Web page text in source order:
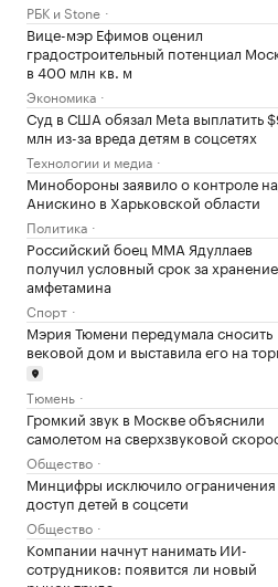
РБК и Stone
Вице-мэр Ефимов оценил
градостроительный потенциал
в 400 млн кв. м
Экономика
Суд в США обязал Meta выплатить
млн из-за вреда детям в соцсетях
Технологии и медиа
Минобороны заявило о контроле
Анискино в Харьковской области
Политика
Российский боец ММА Ядуллаев
получил условный срок за хранение
амфетамина
Спорт
Мэрия Тюмени передумала сносить
вековой дом и выставила его на
Тюмень
Громкий звук в Москве объяснили
самолетом на сверхзвуковой
Общество
Минцифры исключило ограничения
доступ детей в соцсети
Общество
Компании начнут нанимать ИИ-
сотрудников: появится ли новый